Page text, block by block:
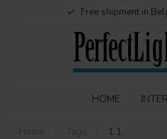
Free shipment in
HOME
Home Tags 1.1